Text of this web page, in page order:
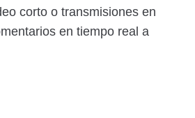
corto o transmisiones en
en tiempo real a